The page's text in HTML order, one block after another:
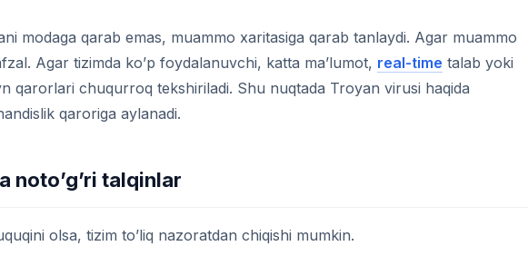
modaga qarab emas, muammo xaritasiga qarab tanlaydi. Agar muammo
Agar tizimda ko’p foydalanuvchi, katta ma’lumot, real-time talab yoki
qarorlari chuqurroq tekshiriladi. Shu nuqtada Troyan virusi haqida
qaroriga aylanadi.
noto’g’ri talqinlar
olsa, tizim to’liq nazoratdan chiqishi mumkin.